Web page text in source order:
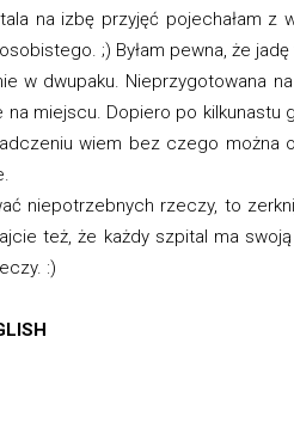
na izbę przyjęć pojechałam z
;) Byłam pewna, że
w dwupaku. Nieprzygotowana
miejscu. Dopiero po kilkunastu
wiem bez czego można
niepotrzebnych rzeczy, to
też, że każdy szpital ma
:)